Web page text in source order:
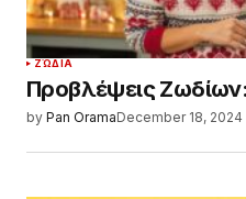
ΖΏΔΙΑ
Προβλέψεις
by Pan OramaDecember 18, 2024